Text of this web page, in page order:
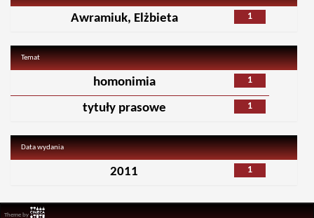
1
Awramiuk, Elżbieta
Temat
1
homonimia
1
tytuły prasowe
Data wydania
1
2011
Theme by